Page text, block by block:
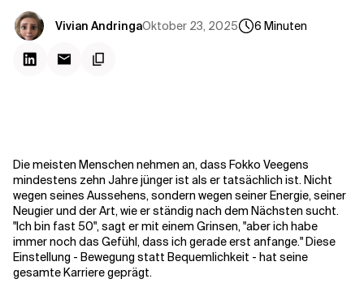
Vivian AndringaOktober 23, 2025 6 Minuten
Die meisten Menschen nehmen an, dass Fokko Veegens
mindestens zehn Jahre jünger ist als er tatsächlich ist. Nicht
wegen seines Aussehens, sondern wegen seiner Energie, seiner
Neugier und der Art, wie er ständig nach dem Nächsten sucht.
"Ich bin fast 50", sagt er mit einem Grinsen, "aber ich habe
immer noch das Gefühl, dass ich gerade erst anfange." Diese
Einstellung - Bewegung statt Bequemlichkeit - hat seine
gesamte Karriere geprägt.